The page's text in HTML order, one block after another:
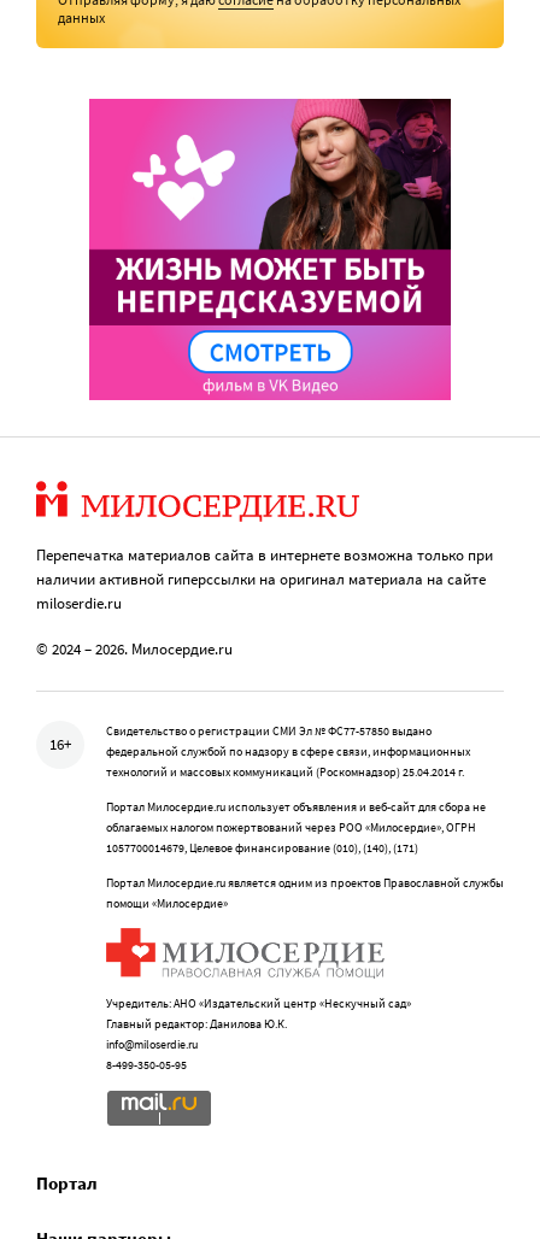
данных
Перепечатка материалов сайта в интернете возможна только при
наличии активной гиперссылки на оригинал материала на сайте
miloserdie.ru
© 2024 – 2026. Милосердие.ru
16+
Свидетельство о регистрации СМИ Эл № ФС77-57850 выдано
федеральной службой по надзору в сфере связи, информационных
технологий и массовых коммуникаций (Роскомнадзор) 25.04.2014 г.
Портал Милосердие.ru использует объявления и веб-сайт для сбора не
облагаемых налогом пожертвований через РОО «Милосердие», ОГРН
1057700014679, Целевое финансирование (010), (140), (171)
Портал Милосердие.ru является одним из проектов Православной службы
помощи «Милосердие»
Учредитель: АНО «Издательский центр «Нескучный сад»
Главный редактор: Данилова Ю.К.
info@miloserdie.ru
8-499-350-05-95
Портал